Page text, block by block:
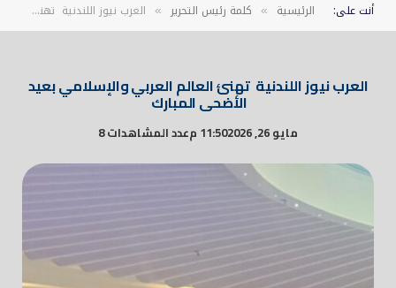
أنت على: الرئيسية » كلمة رئيس التحرير » العرب نيوز اللندنية تهنئ العالم العربي والإسلامي بعيد الأضحى المبارك
العرب نيوز اللندنية تهنئ العالم العربي والإسلامي بعيد
الأضحى المبارك
مايو 26, 2026 11:50 م عدد المشاهدات 8